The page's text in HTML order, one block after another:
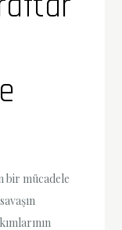
bir mücadele